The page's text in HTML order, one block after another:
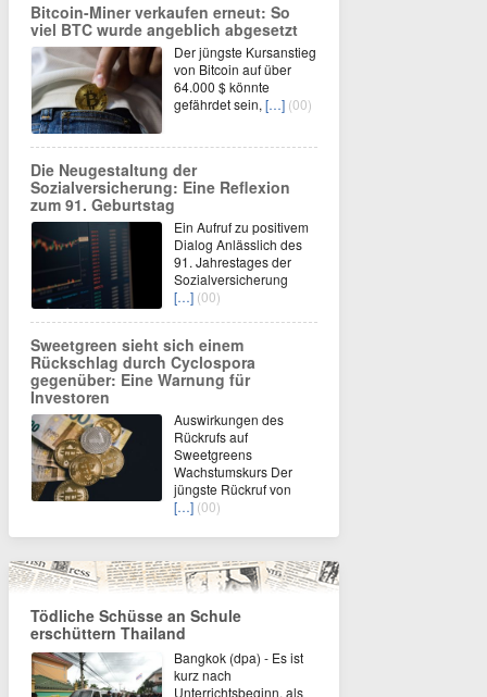
Bitcoin-Miner verkaufen erneut: So
viel BTC wurde angeblich abgesetzt
Der jüngste Kursanstieg
von Bitcoin auf über
64.000 $ könnte
gefährdet sein, […] (00)
Die Neugestaltung der
Sozialversicherung: Eine Reflexion
zum 91. Geburtstag
Ein Aufruf zu positivem
Dialog Anlässlich des
91. Jahrestages der
Sozialversicherung
[…] (00)
Sweetgreen sieht sich einem
Rückschlag durch Cyclospora
gegenüber: Eine Warnung für
Investoren
Auswirkungen des
Rückrufs auf
Sweetgreens
Wachstumskurs Der
jüngste Rückruf von
[…] (00)
Tödliche Schüsse an Schule
erschüttern Thailand
Bangkok (dpa) - Es ist
kurz nach
Unterrichtsbeginn, als